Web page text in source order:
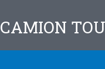
CAMION